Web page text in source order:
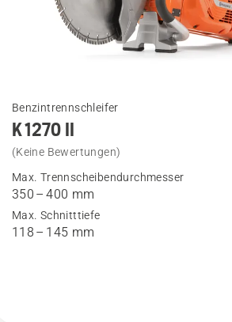
Mehr
Details
K 1270 II
anzeigen
Benzintrennschleifer
K 1270 II
(Keine Bewertungen)
Max. Trennscheibendurchmesser
350 – 400 mm
Max. Schnitttiefe
118 – 145 mm